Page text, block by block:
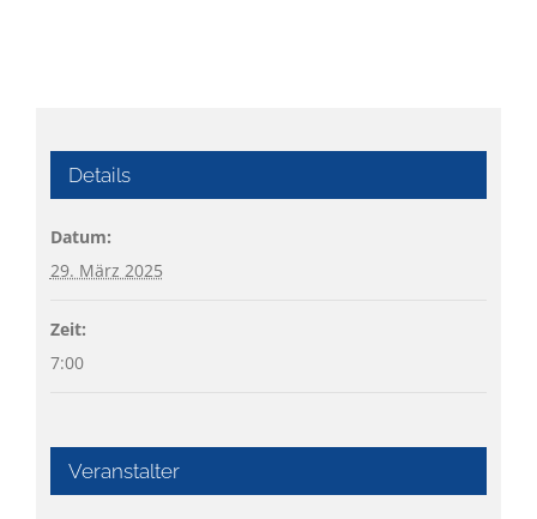
Details
Datum:
29. März 2025
Zeit:
7:00
Veranstalter